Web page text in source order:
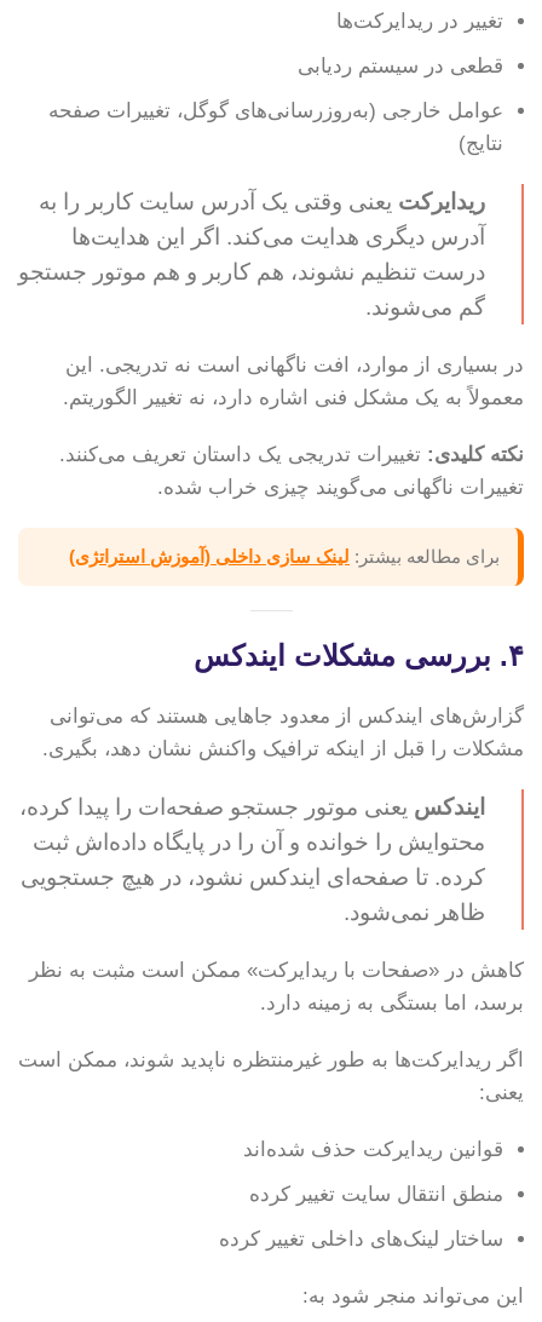
تغییر در ریدایرکت‌ها
قطعی در سیستم ردیابی
عوامل خارجی (به‌روزرسانی‌های گوگل، تغییرات صفحه
نتایج)
ریدایرکت یعنی وقتی یک آدرس سایت کاربر را به
آدرس دیگری هدایت می‌کند. اگر این هدایت‌ها
درست تنظیم نشوند، هم کاربر و هم موتور جستجو
گم می‌شوند.
در بسیاری از موارد، افت ناگهانی است نه تدریجی. این
معمولاً به یک مشکل فنی اشاره دارد، نه تغییر الگوریتم.
نکته کلیدی: تغییرات تدریجی یک داستان تعریف می‌کنند.
تغییرات ناگهانی می‌گویند چیزی خراب شده.
برای مطالعه بیشتر: لینک سازی داخلی (آموزش استراتژی)
۴. بررسی مشکلات ایندکس
گزارش‌های ایندکس از معدود جاهایی هستند که می‌توانی
مشکلات را قبل از اینکه ترافیک واکنش نشان دهد، بگیری.
ایندکس یعنی موتور جستجو صفحه‌ات را پیدا کرده،
محتوایش را خوانده و آن را در پایگاه داده‌اش ثبت
کرده. تا صفحه‌ای ایندکس نشود، در هیچ جستجویی
ظاهر نمی‌شود.
کاهش در «صفحات با ریدایرکت» ممکن است مثبت به نظر
برسد، اما بستگی به زمینه دارد.
اگر ریدایرکت‌ها به طور غیرمنتظره ناپدید شوند، ممکن است
یعنی:
قوانین ریدایرکت حذف شده‌اند
منطق انتقال سایت تغییر کرده
ساختار لینک‌های داخلی تغییر کرده
این می‌تواند منجر شود به: